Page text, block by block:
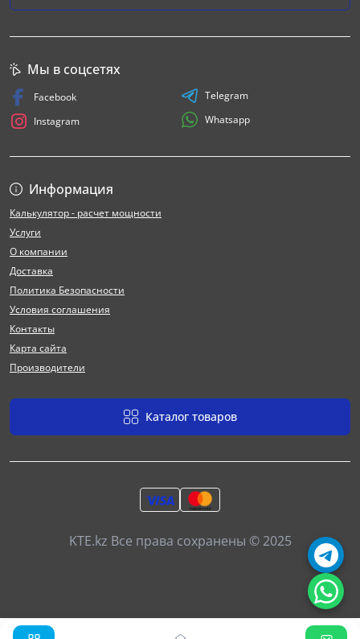
Информация
Калькулятор - расчет мощности
Услуги
О компании
Доставка
Политика Безопасности
Условия соглашения
Контакты
Карта сайта
Производители
Каталог товаров
Мы в соцсетях
Facebook
Instagram
Telegram
Whatsapp
KTE.kz Все права сохранены © 2025